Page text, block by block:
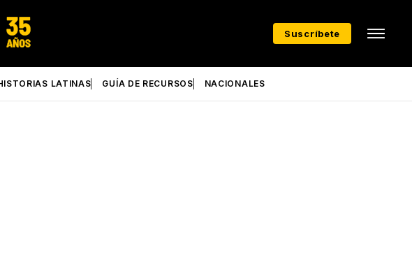
Suscríbete
LATINAS GUÍA DE RECURSOS NACIONALES